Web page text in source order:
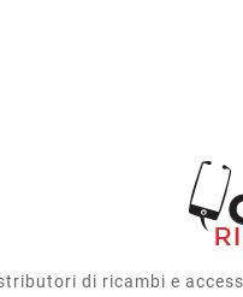
di ricambi e